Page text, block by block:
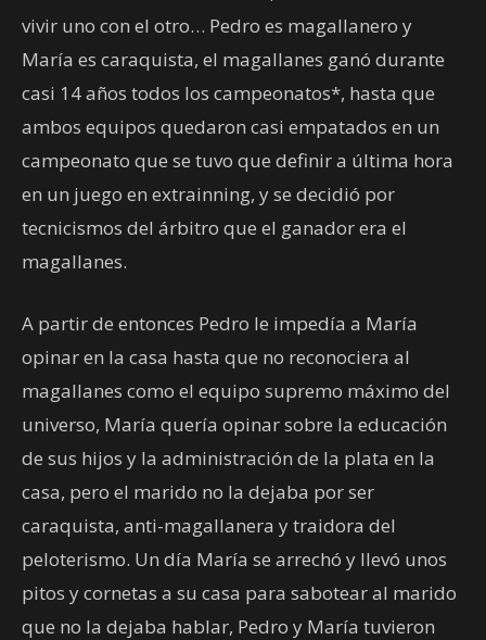
vivir uno con el otro… Pedro es magallanero y
María es caraquista, el magallanes ganó durante
casi 14 años todos los campeonatos*, hasta que
ambos equipos quedaron casi empatados en un
campeonato que se tuvo que definir a última hora
en un juego en extrainning, y se decidió por
tecnicismos del árbitro que el ganador era el
magallanes.
A partir de entonces Pedro le impedía a María
opinar en la casa hasta que no reconociera al
magallanes como el equipo supremo máximo del
universo, María quería opinar sobre la educación
de sus hijos y la administración de la plata en la
casa, pero el marido no la dejaba por ser
caraquista, anti-magallanera y traidora del
peloterismo. Un día María se arrechó y llevó unos
pitos y cornetas a su casa para sabotear al marido
que no la dejaba hablar, Pedro y María tuvieron